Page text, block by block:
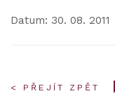
Datum: 30. 08. 2011
< PŘEJÍT ZPĚT